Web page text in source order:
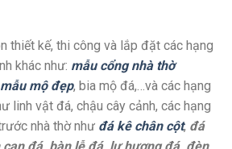
thiết kế, thi công và lắp đặt các hạng
khác như: mẫu cổng nhà thờ
mẫu mộ đẹp, bia mộ đá,…và các hạng
linh vật đá, chậu cây cảnh, các hạng
nhà thờ như đá kê chân cột, đá